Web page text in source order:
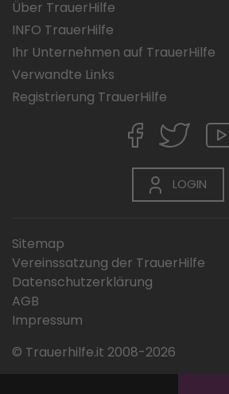
Über TrauerHilfe
INFO TrauerHilfe
Ihr Unternehmen auf TrauerHilfe
Verwandte Links
Registrierung TrauerHilfe
LOGIN
Sitemap
Vereinssatzung der TrauerHilfe
Datenschutzerklärung
AGB
Impressum
© Trauerhilfe.it 2008-2026